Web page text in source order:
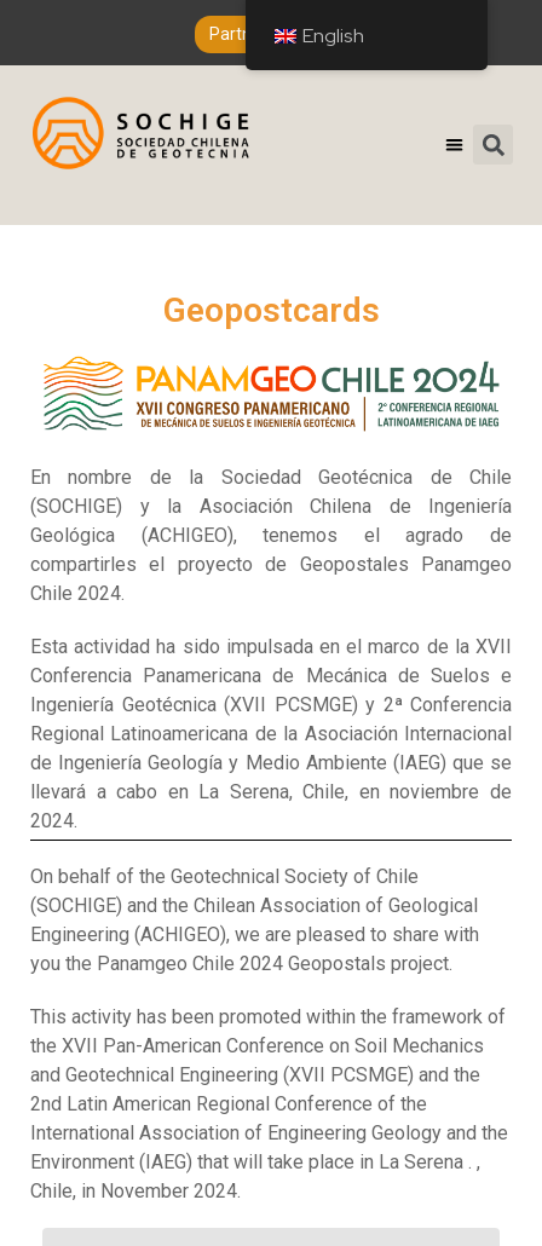
Partner Entry
Geopostcards
En nombre de la Sociedad Geotécnica de Chile
(SOCHIGE) y la Asociación Chilena de Ingeniería
Geológica (ACHIGEO), tenemos el agrado de
compartirles el proyecto de Geopostales Panamgeo
Chile 2024.
Esta actividad ha sido impulsada en el marco de la XVII
Conferencia Panamericana de Mecánica de Suelos e
Ingeniería Geotécnica (XVII PCSMGE) y 2ª Conferencia
Regional Latinoamericana de la Asociación Internacional
de Ingeniería Geología y Medio Ambiente (IAEG) que se
llevará a cabo en La Serena, Chile, en noviembre de
2024.
On behalf of the Geotechnical Society of Chile
(SOCHIGE) and the Chilean Association of Geological
Engineering (ACHIGEO), we are pleased to share with
you the Panamgeo Chile 2024 Geopostals project.
This activity has been promoted within the framework of
the XVII Pan-American Conference on Soil Mechanics
and Geotechnical Engineering (XVII PCSMGE) and the
2nd Latin American Regional Conference of the
International Association of Engineering Geology and the
Environment (IAEG) that will take place in La Serena . ,
Chile, in November 2024.
English